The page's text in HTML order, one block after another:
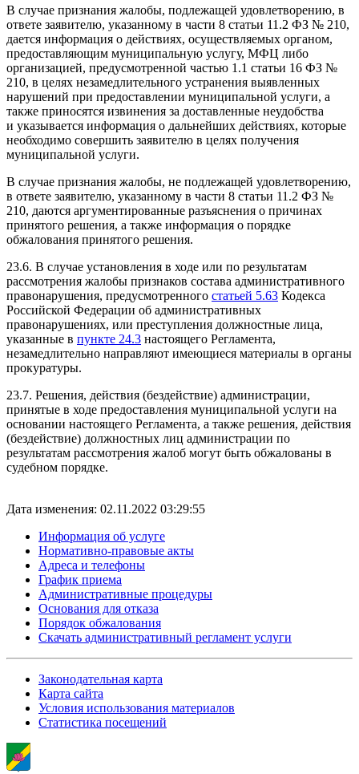
В случае признания жалобы, подлежащей удовлетворению, в
ответе заявителю, указанному в части 8 статьи 11.2 ФЗ № 210,
дается информация о действиях, осуществляемых органом,
предоставляющим муниципальную услугу, МФЦ либо
организацией, предусмотренной частью 1.1 статьи 16 ФЗ №
210, в целях незамедлительного устранения выявленных
нарушений при предоставлении муниципальной услуги, а
также приносятся извинения за доставленные неудобства
и указывается информация о дальнейших действиях, которые
необходимо совершить заявителю в целях получения
муниципальной услуги.
В случае признания жалобы, не подлежащей удовлетворению,
в ответе заявителю, указанному в части 8 статьи 11.2 ФЗ №
210, даются аргументированные разъяснения о причинах
принятого решения, а также информация о порядке
обжалования принятого решения.
23.6. В случае установления в ходе или по результатам
рассмотрения жалобы признаков состава административного
правонарушения, предусмотренного статьей 5.63 Кодекса
Российской Федерации об административных
правонарушениях, или преступления должностные лица,
указанные в пункте 24.3 настоящего Регламента,
незамедлительно направляют имеющиеся материалы в органы
прокуратуры.
23.7. Решения, действия (бездействие) администрации,
принятые в ходе предоставления муниципальной услуги на
основании настоящего Регламента, а также решения, действия
(бездействие) должностных лиц администрации по
результатам рассмотрения жалоб могут быть обжалованы в
судебном порядке.
Дата изменения: 02.11.2022 03:29:55
Информация об услуге
Нормативно-правовые акты
Адреса и телефоны
График приема
Административные процедуры
Основания для отказа
Порядок обжалования
Скачать административный регламент услуги
Законодательная карта
Карта сайта
Условия использования материалов
Статистика посещений